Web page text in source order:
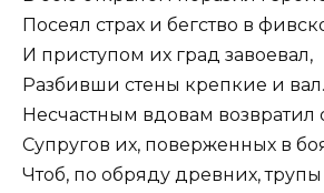
Посеял страх и бегство в
И приступом их град завоевал,
Разбивши стены крепкие и вал.
Несчастным вдовам возвратил
Супругов их, поверженных в
Чтоб, по обряду древних,